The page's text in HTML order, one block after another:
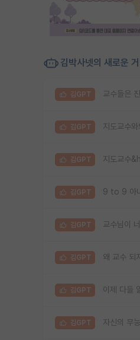
김박사넷의 새로운
김GPT 교수들은
김GPT 지도교수
김GPT 지도교수
김GPT 9 to 9 아
김GPT 교수님이
김GPT 왜 교수 되
김GPT 이제 다들
김GPT 자신의 무